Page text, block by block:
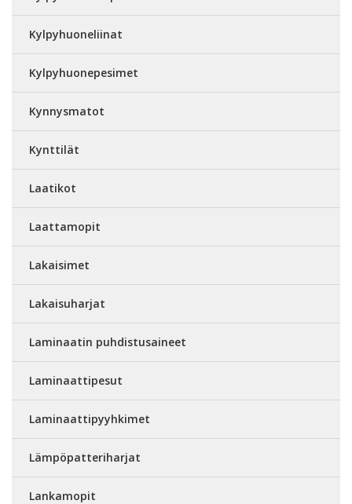
Kylpyhuoneliinat
Kylpyhuonepesimet
Kynnysmatot
Kynttilät
Laatikot
Laattamopit
Lakaisimet
Lakaisuharjat
Laminaatin puhdistusaineet
Laminaattipesut
Laminaattipyyhkimet
Lämpöpatteriharjat
Lankamopit